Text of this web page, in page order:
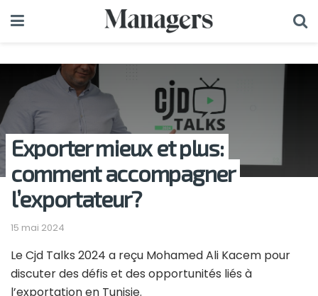
Exporter mieux et plus:
comment accompagner
l’exportateur?
15 mai 2024
Le Cjd Talks 2024 a reçu Mohamed Ali Kacem pour
discuter des défis et des opportunités liés à
l’exportation en Tunisie.